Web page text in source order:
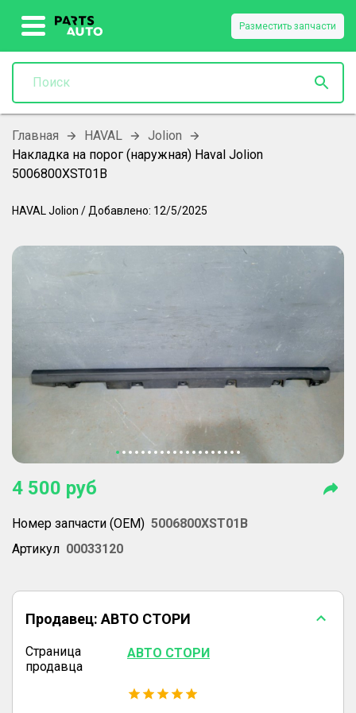
Разместить запчасти
Главная HAVAL
Jolion
Накладка на порог (наружная) Haval Jolion
5006800XST01B
HAVAL Jolion / Добавлено: 12/5/2025
4 500 руб
Номер запчасти (OEM) 5006800XST01B
Артикул 00033120
Продавец: АВТО СТОРИ
Страница
продавца
АВТО СТОРИ